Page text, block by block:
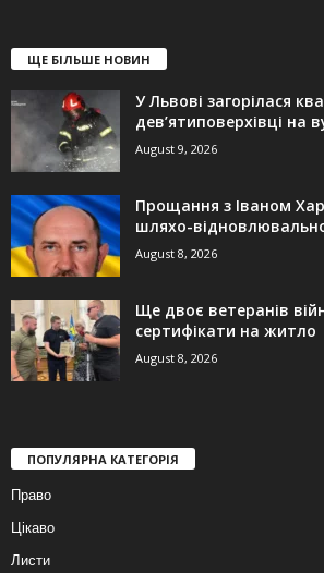
ЩЕ БІЛЬШЕ НОВИН
У Львові загорілася
дев’ятиповерхівці на
August 9, 2026
Прощання з Іваном
шляхо-
August 8, 2026
Ще двоє ветеранів
сертифікати на житло
August 8, 2026
ПОПУЛЯРНА КАТЕГОРІЯ
Право
Цікаво
Листи